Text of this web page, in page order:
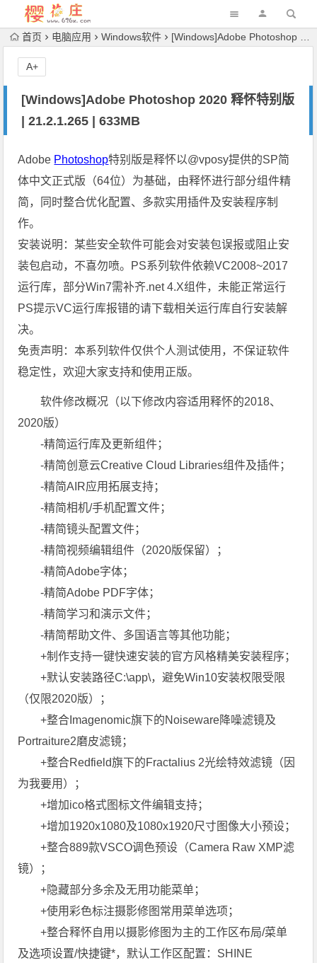
首页 电脑应用 Windows软件 [Windows]Adobe Photoshop 2020 释怀特别版 | 21.2.1.265 | 633MB
[Windows]Adobe Photoshop 2020 释怀特别版
| 21.2.1.265 | 633MB
A+
Adobe Photoshop特别版是释怀以@vposy提供的SP简
体中文正式版（64位）为基础，由释怀进行部分组件精
简，同时整合优化配置、多款实用插件及安装程序制
作。
安装说明：某些安全软件可能会对安装包误报或阻止安
装包启动，不喜勿喷。PS系列软件依赖VC2008~2017
运行库，部分Win7需补齐.net 4.X组件，未能正常运行
PS提示VC运行库报错的请下载相关运行库自行安装解
决。
免责声明：本系列软件仅供个人测试使用，不保证软件
稳定性，欢迎大家支持和使用正版。
软件修改概况（以下修改内容适用释怀的2018、
2020版）
-精简运行库及更新组件；
-精简创意云Creative Cloud Libraries组件及插件；
-精简AIR应用拓展支持；
-精简相机/手机配置文件；
-精简镜头配置文件；
-精简视频编辑组件（2020版保留）；
-精简Adobe字体；
-精简Adobe PDF字体；
-精简学习和演示文件；
-精简帮助文件、多国语言等其他功能；
+制作支持一键快速安装的官方风格精美安装程序；
+默认安装路径C:\app\，避免Win10安装权限受限
（仅限2020版）；
+整合Imagenomic旗下的Noiseware降噪滤镜及
Portraiture2磨皮滤镜；
+整合Redfield旗下的Fractalius 2光绘特效滤镜（因
为我要用）；
+增加ico格式图标文件编辑支持；
+增加1920x1080及1080x1920尺寸图像大小预设；
+整合889款VSCO调色预设（Camera Raw XMP滤
镜）；
+隐藏部分多余及无用功能菜单；
+使用彩色标注摄影修图常用菜单选项；
+整合释怀自用以摄影修图为主的工作区布局/菜单
及选项设置/快捷键*，默认工作区配置：SHINE